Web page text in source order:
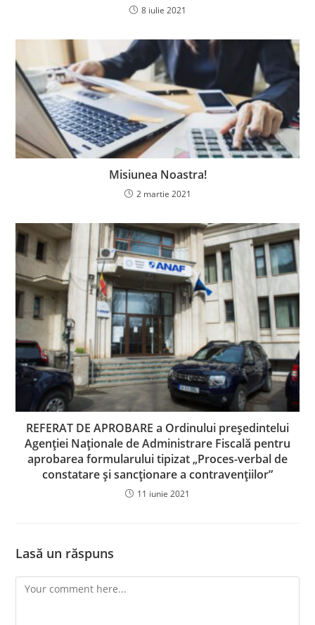
8 iulie 2021
Misiunea Noastra!
2 martie 2021
REFERAT DE APROBARE a Ordinului preşedintelui
Agenţiei Naţionale de Administrare Fiscală pentru
aprobarea formularului tipizat „Proces-verbal de
constatare şi sancţionare a contravenţiilor”
11 iunie 2021
Lasă un răspuns
Comment